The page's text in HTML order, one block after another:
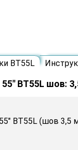
BT55L
BT55L шов:
BT55L (шов